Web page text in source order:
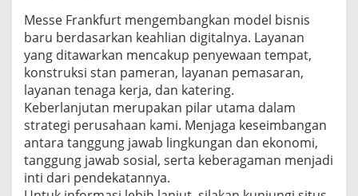
Messe Frankfurt mengembangkan model bisnis
baru berdasarkan keahlian digitalnya. Layanan
yang ditawarkan mencakup penyewaan tempat,
konstruksi stan pameran, layanan pemasaran,
layanan tenaga kerja, dan katering.
Keberlanjutan merupakan pilar utama dalam
strategi perusahaan kami. Menjaga keseimbangan
antara tanggung jawab lingkungan dan ekonomi,
tanggung jawab sosial, serta keberagaman menjadi
inti dari pendekatannya.